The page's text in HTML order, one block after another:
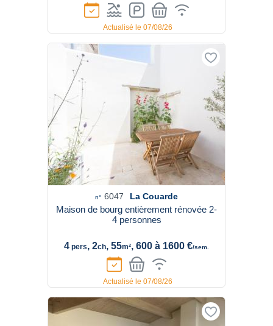
Actualisé le 07/08/26
n° 6047 La Couarde
Maison de bourg entièrement rénovée 2-
4 personnes
4 pers, 2ch, 55m², 600 à 1600 €/sem.
Actualisé le 07/08/26